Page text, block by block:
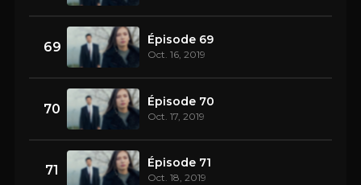
69 Épisode 69
Oct. 16, 2019
70 Épisode 70
Oct. 17, 2019
71 Épisode 71
Oct. 18, 2019